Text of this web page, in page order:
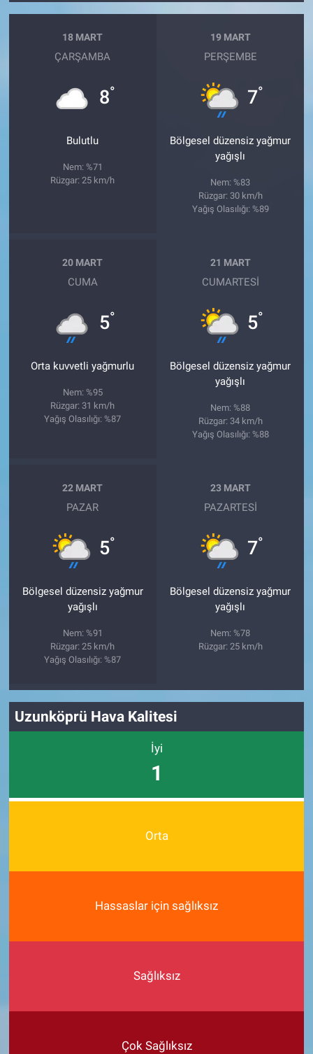
18 MART
ÇARŞAMBA
8°
Bulutlu
Nem: %71
Rüzgar: 25 km/h
19 MART
PERŞEMBE
7°
Bölgesel düzensiz yağmur
yağışlı
Nem: %83
Rüzgar: 30 km/h
Yağış Olasılığı: %89
20 MART
CUMA
5°
Orta kuvvetli yağmurlu
Nem: %95
Rüzgar: 31 km/h
Yağış Olasılığı: %87
21 MART
CUMARTESI
5°
Bölgesel düzensiz yağmur
yağışlı
Nem: %88
Rüzgar: 34 km/h
Yağış Olasılığı: %88
22 MART
PAZAR
5°
Bölgesel düzensiz yağmur
yağışlı
Nem: %91
Rüzgar: 25 km/h
Yağış Olasılığı: %87
23 MART
PAZARTESI
7°
Bölgesel düzensiz yağmur
yağışlı
Nem: %78
Rüzgar: 25 km/h
Uzunköprü Hava Kalitesi
İyi
1
Orta
Hassaslar için sağlıksız
Sağlıksız
Çok Sağlıksız